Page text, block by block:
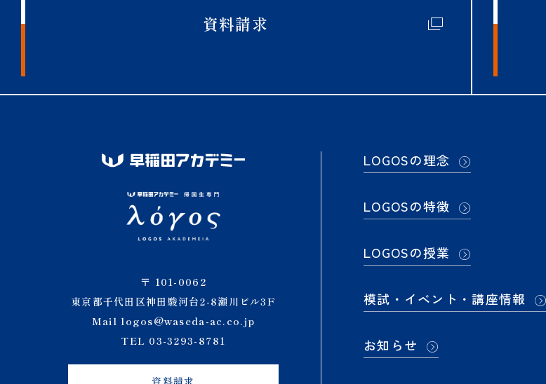
7/18（土）実施 帰国生入試面接準備講座の申し込み
7/12（日）実施 渋谷幕張中帰国生オープン模試［第1
2026/5/25
7/12（日）実施 洗足学園中帰国生オープン模試 の
2026/5/8
8月実施 夏期集中特訓 帰国生対象クラスの申し込み
2026/5/8
6/21（日）実施 LOGOSテスト＜帰国生実力判定
催】渋谷教育学園幕張中教育講演会〈会場限定〉・保
資料請求
LOGOSの理念
LOGOSの特徴
LOGOSの授業
模試・イベント・講座情報
お知らせ
〒 101-0062
東京都千代田区神田駿河台2-8瀬川ビル3F
Mail logos@waseda-ac.co.jp
TEL 03-3293-8781
資料請求